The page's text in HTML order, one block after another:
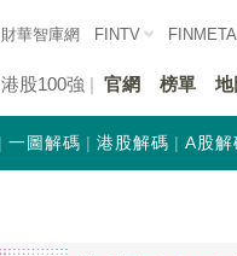
財華智庫網 FINTV FINMETA
港股100強 官網 榜單 地
一圖解碼 港股解碼 A股解